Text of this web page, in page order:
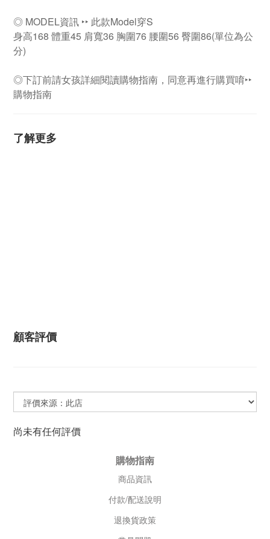
◎ MODEL資訊 ‣‣ 此款Model穿S
身高168 體重45 肩寬36 胸圍76 腰圍56 臀圍86(單位為公
分)
◎下訂前請女孩詳細閱讀購物指南，同意再進行購買唷‣‣
購物指南
了解更多
顧客評價
尚未有任何評價
購物指南
商品資訊
付款/配送說明
退換貨政策